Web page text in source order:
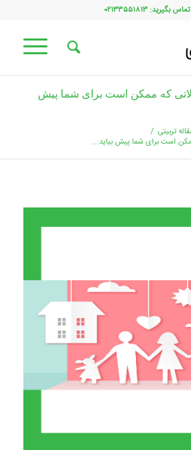
بگیرید: ۰۲۱۳۳۵۵۱۸۱۳
که ممکن است برای شما پیش
تربیتی /
است برای شما پیش بیاید:...